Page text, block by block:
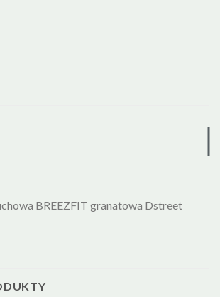
BREEZFIT granatowa Dstreet